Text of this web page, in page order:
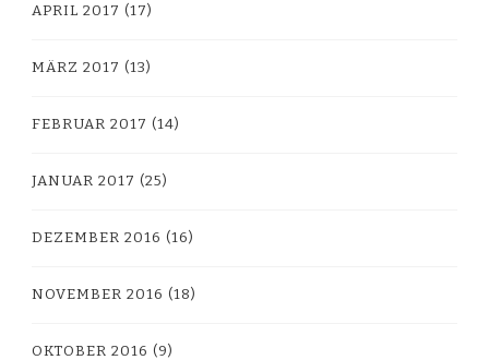
APRIL 2017 (17)
MÄRZ 2017 (13)
FEBRUAR 2017 (14)
JANUAR 2017 (25)
DEZEMBER 2016 (16)
NOVEMBER 2016 (18)
OKTOBER 2016 (9)